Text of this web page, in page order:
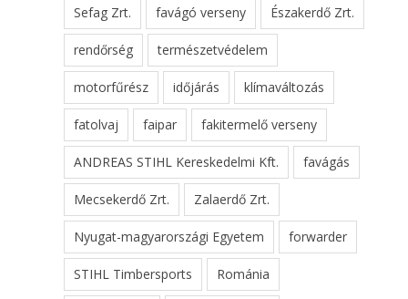
Sefag Zrt. favágó verseny Északerdő Zrt.
rendőrség természetvédelem
motorfűrész időjárás klímaváltozás
fatolvaj faipar fakitermelő verseny
ANDREAS STIHL Kereskedelmi Kft. favágás
Mecsekerdő Zrt. Zalaerdő Zrt.
Nyugat-magyarországi Egyetem forwarder
STIHL Timbersports Románia